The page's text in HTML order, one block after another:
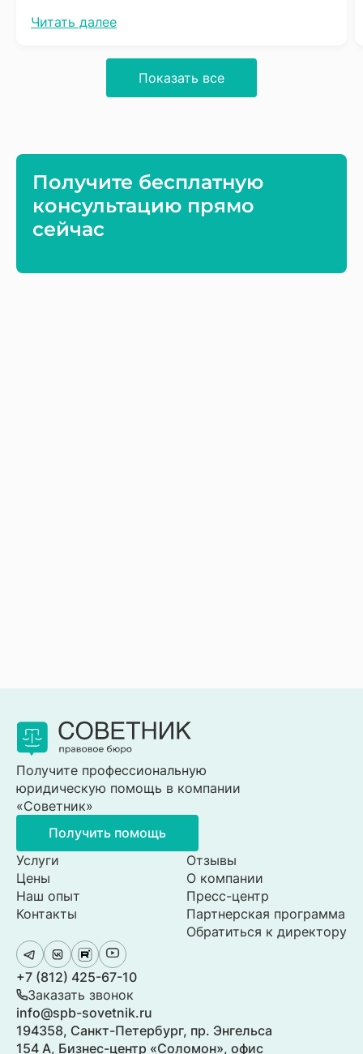
терпения, процесс довольно не быстрый, но
советовать соседям.
Читать далее
Показать все
Получите бесплатную
консультацию прямо
сейчас
Получите профессиональную
юридическую помощь в компании
«Советник»
Получить помощь
Услуги
Цены
Наш опыт
Контакты
Отзывы
О компании
Пресс-центр
Партнерская программа
Обратиться к директору
+7 (812) 425-67-10
Заказать звонок
info@spb-sovetnik.ru
194358, Санкт-Петербург, пр. Энгельса
154 А, Бизнес-центр «Соломон», офис